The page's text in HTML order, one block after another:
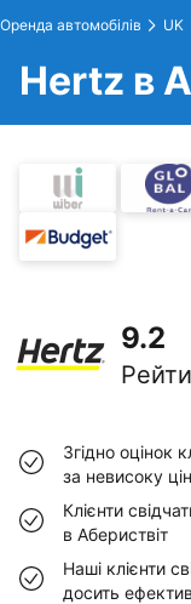
Оренда автомобілів UK
Hertz в
9.2
Згідно оцінок
за невисоку
Клієнти
в Абериствіт
Наші клієнти
досить